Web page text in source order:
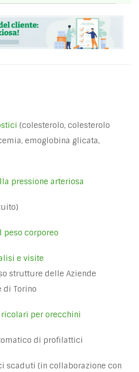
(colesterolo, colesterolo
emoglobina glicata,
pressione arteriosa
peso corporeo
e visite
strutture delle Aziende
di Torino
per orecchini
di profilattici
scaduti (in collaborazione con